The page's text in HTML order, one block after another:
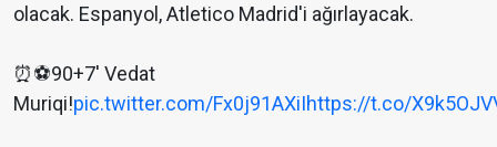
olacak. Espanyol, Atletico Madrid'i ağırlayacak.
⏰⚽️90+7' Vedat
Muriqi!pic.twitter.com/Fx0j91AXiIhttps://t.co/